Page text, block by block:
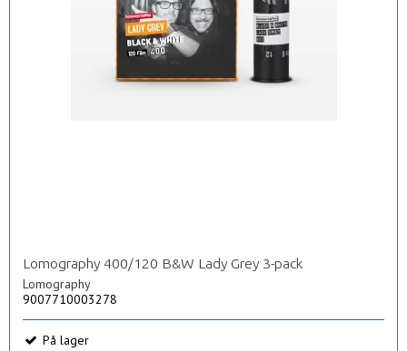
Lomography 400/120 B&W Lady Grey 3-pack
Lomography
9007710003278
På lager